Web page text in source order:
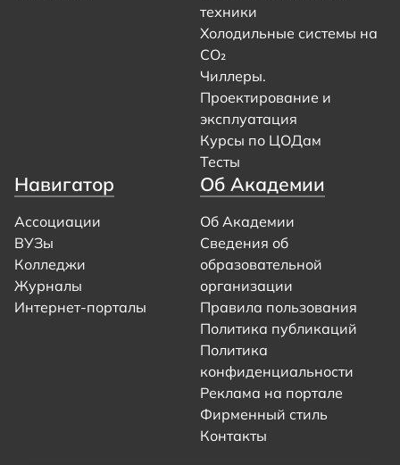
техники
Холодильные системы на
CO₂
Чиллеры.
Проектирование и
эксплуатация
Курсы по ЦОДам
Тесты
Навигатор
Ассоциации
ВУЗы
Колледжи
Журналы
Интернет-порталы
Об Академии
Об Академии
Сведения об
образовательной
организации
Правила пользования
Политика публикаций
Политика
конфиденциальности
Реклама на портале
Фирменный стиль
Контакты